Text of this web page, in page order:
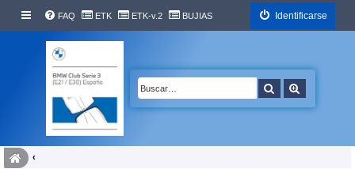
FAQ ETK ETK-v.2 BUJIAS Identificarse
Buscar